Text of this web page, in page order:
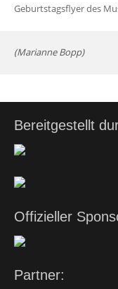
Geburtstagsflyer des
(Marianne Bopp)
Bereitgestellt
Offizieller
Partner: